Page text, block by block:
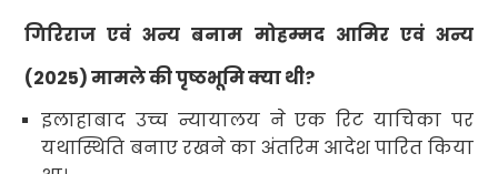
गिरिराज एवं अन्य बनाम मोहम्मद आमिर एवं अन्य
(2025)मामले की पृष्ठभूमि क्या थी?
इलाहाबाद उच्च न्यायालय ने एक रिट याचिका पर
यथास्थिति बनाए रखने का अंतरिम आदेश पारित किया